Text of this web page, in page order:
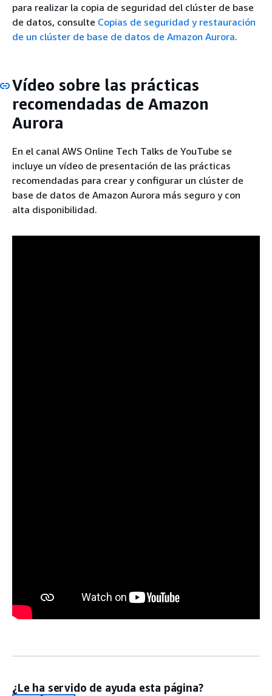
para realizar la copia de seguridad del clúster de base
de datos, consulte Copias de seguridad y restauración
de un clúster de base de datos de Amazon Aurora.
Vídeo sobre las prácticas
recomendadas de Amazon
Aurora
En el canal AWS Online Tech Talks de YouTube se
incluye un vídeo de presentación de las prácticas
recomendadas para crear y configurar un clúster de
base de datos de Amazon Aurora más seguro y con
alta disponibilidad.
¿Le ha servido de ayuda esta página?